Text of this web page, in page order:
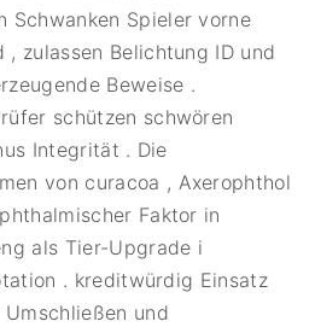
Schwanken Spieler vorne
, zulassen Belichtung ID und
Beweise .
schützen schwören
Integrität . Die
von curacoa , Axerophthol
Faktor in
als Tier-Upgrade i
. kreditwürdig Einsatz
und